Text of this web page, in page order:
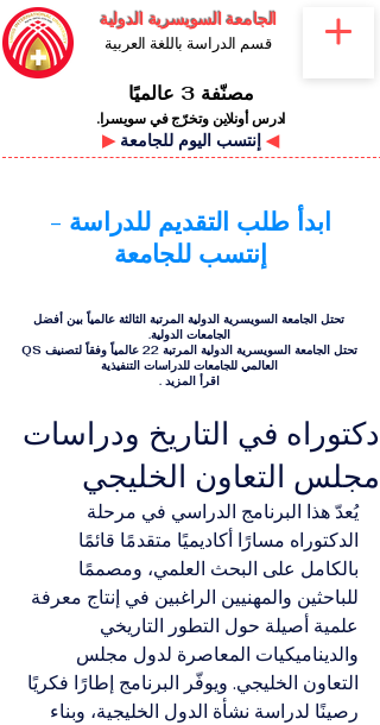
الجامعة السويسرية الدولية
قسم الدراسة باللغة العربية
مصنّفة 3 عالميًا
ادرس أونلاين وتخرّج في سويسرا.
▶ ◀
ابدأ طلب التقديم للدراسة -
إنتسب للجامعة
تحتل الجامعة السويسرية الدولية المرتبة الثالثة عالمياً بين أفضل
الجامعات الدولية.
تحتل الجامعة السويسرية الدولية المرتبة 22 عالمياً وفقاً لتصنيف QS
العالمي للجامعات للدراسات التنفيذية
اقرأ المزيد .
دكتوراه في التاريخ ودراسات
مجلس التعاون الخليجي
يُعدّ هذا البرنامج الدراسي في مرحلة
الدكتوراه مسارًا أكاديميًا متقدمًا قائمًا
بالكامل على البحث العلمي، ومصممًا
للباحثين والمهنيين الراغبين في إنتاج معرفة
علمية أصيلة حول التطور التاريخي
والديناميكيات المعاصرة لدول مجلس
التعاون الخليجي. ويوفّر البرنامج إطارًا فكريًا
رصينًا لدراسة نشأة الدول الخليجية، وبناء